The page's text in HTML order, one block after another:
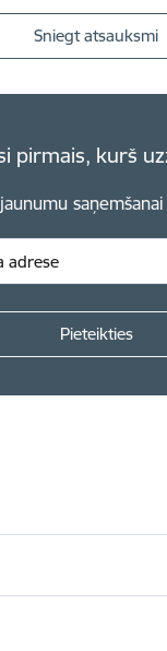
Sniegt atsauksmi
pirmais, kurš